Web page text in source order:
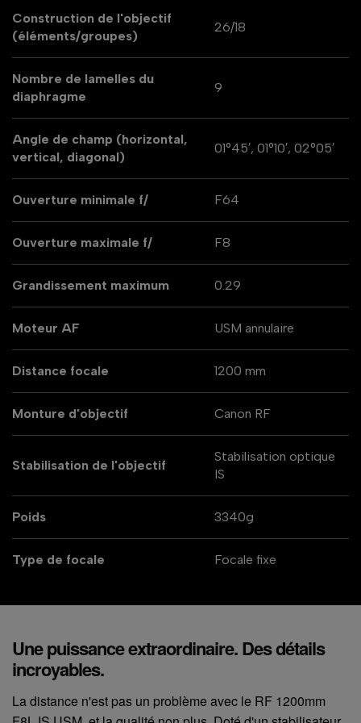
Construction de l'objectif
(éléments/groupes)
26/18
Nombre de lamelles du
diaphragme
9
Angle de champ (horizontal,
vertical, diagonal)
01°45′, 01°10′, 02°05′
Ouverture minimale f/ F64
Ouverture maximale f/ F8
Grandissement maximum 0.29
Moteur AF USM annulaire
Distance focale 1200 mm
Monture d'objectif Canon RF
Stabilisation de l'objectif
Stabilisation optique
IS
Poids 3340g
Type de focale Focale fixe
Une puissance extraordinaire. Des détails
incroyables.
La distance n'est pas un problème avec le RF 1200mm